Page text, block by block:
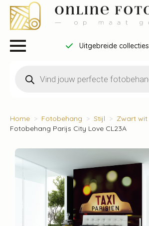
Uitgebreide collecties
zoeken
Home Fotobehang Stijl
Zwart wit
Fotobehang Parijs City Love CL23A